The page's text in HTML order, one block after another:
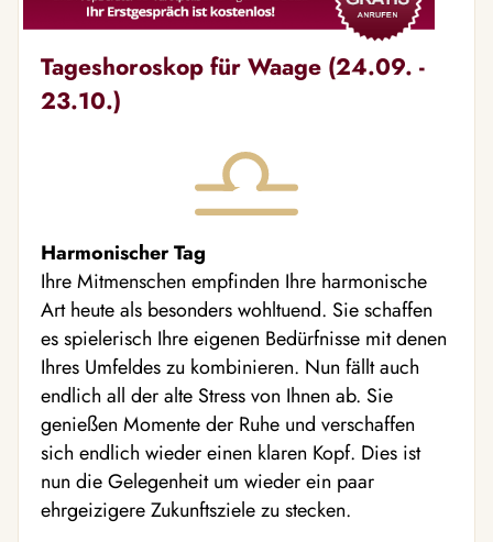
Tageshoroskop für Waage (24.09. -
23.10.)
Harmonischer Tag
Ihre Mitmenschen empfinden Ihre harmonische
Art heute als besonders wohltuend. Sie schaffen
es spielerisch Ihre eigenen Bedürfnisse mit denen
Ihres Umfeldes zu kombinieren. Nun fällt auch
endlich all der alte Stress von Ihnen ab. Sie
genießen Momente der Ruhe und verschaffen
sich endlich wieder einen klaren Kopf. Dies ist
nun die Gelegenheit um wieder ein paar
ehrgeizigere Zukunftsziele zu stecken.